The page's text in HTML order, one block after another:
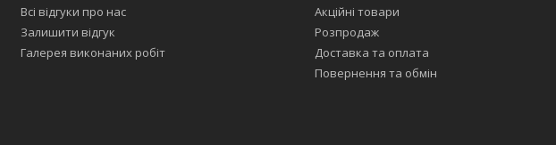
Всі відгуки про нас
Залишити відгук
Галерея виконаних робіт
Акційні товари
Розпродаж
Доставка та оплата
Повернення та обмін